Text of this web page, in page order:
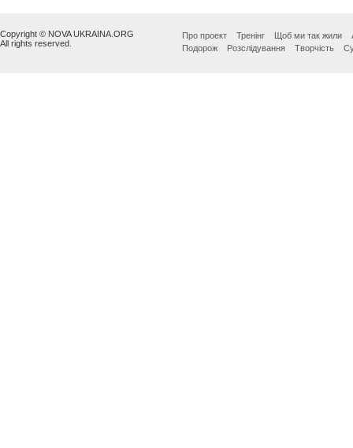
Copyright © NOVA UKRAINA.ORG
All rights reserved.
Про проект Тренінг Щоб ми так жили
Подорож
Розслідування Творчість